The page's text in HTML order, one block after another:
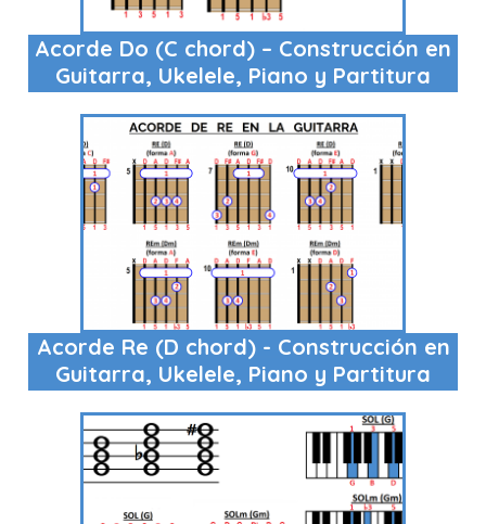
Acorde Do (C chord) – Construcción en
Guitarra, Ukelele, Piano y Partitura
Acorde Re (D chord) - Construcción en
Guitarra, Ukelele, Piano y Partitura